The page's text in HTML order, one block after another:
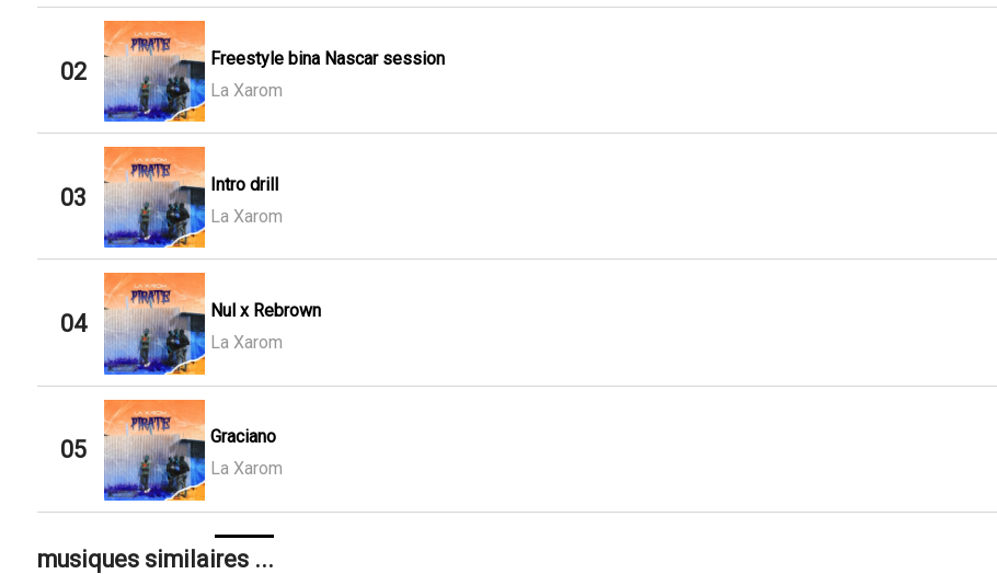
02
Freestyle bina Nascar session
La Xarom
03
Intro drill
La Xarom
04
Nul x Rebrown
La Xarom
05
Graciano
La Xarom
musiques similaires ...